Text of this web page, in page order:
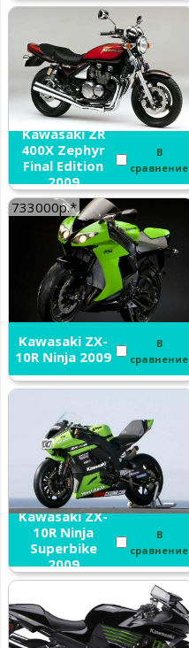
Kawasaki ZR
400X Zephyr
Final Edition
2009
В
сравнение
733000р.*
Kawasaki ZX-
10R Ninja 2009
В
сравнение
Kawasaki ZX-
10R Ninja
Superbike
2009
В
сравнение